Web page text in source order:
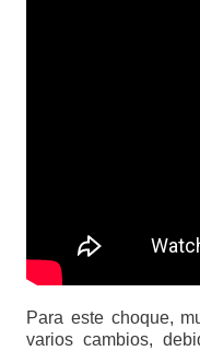
Para este choque,
varios cambios,